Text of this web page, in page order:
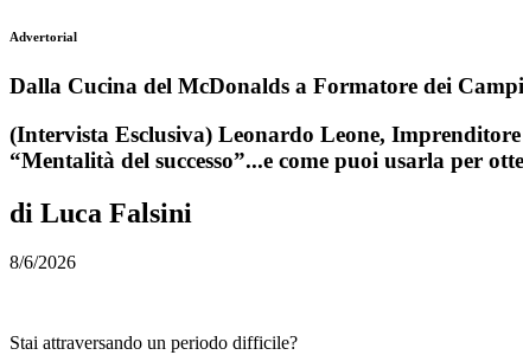
Advertorial
Dalla Cucina del McDonalds a Formatore dei
(Intervista Esclusiva) Leonardo Leone,
“Mentalità del successo”...e come puoi usarla per
di Luca Falsini
8/6/2026
Stai attraversando un periodo difficile?